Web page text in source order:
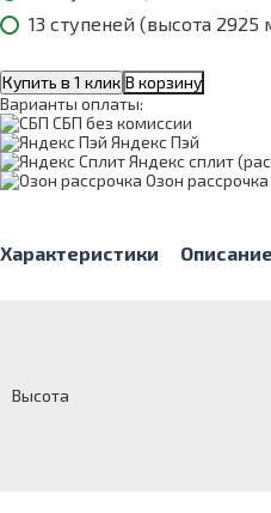
13 ступеней (высота 2925
Купить в 1 клик В корзину
Варианты оплаты:
СБП без комиссии
Яндекс Пэй
Яндекс сплит
Озон рассрочка
Характеристики Описание
Высота